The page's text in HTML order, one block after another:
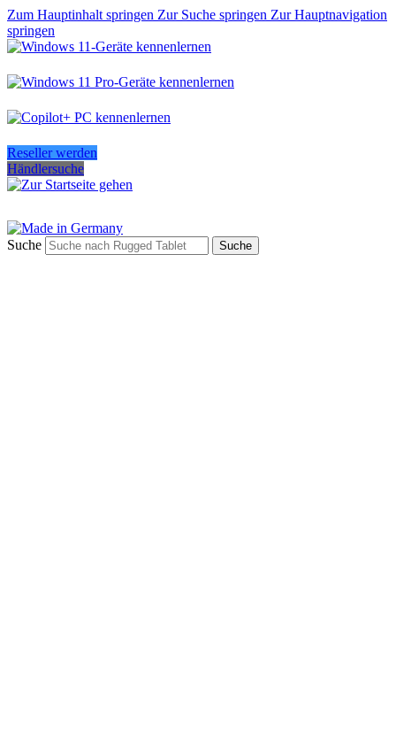
Zum Hauptinhalt springen Zur Suche springen Zur Hauptnavigation
springen
Reseller werden
Händlersuche
Suche Suche